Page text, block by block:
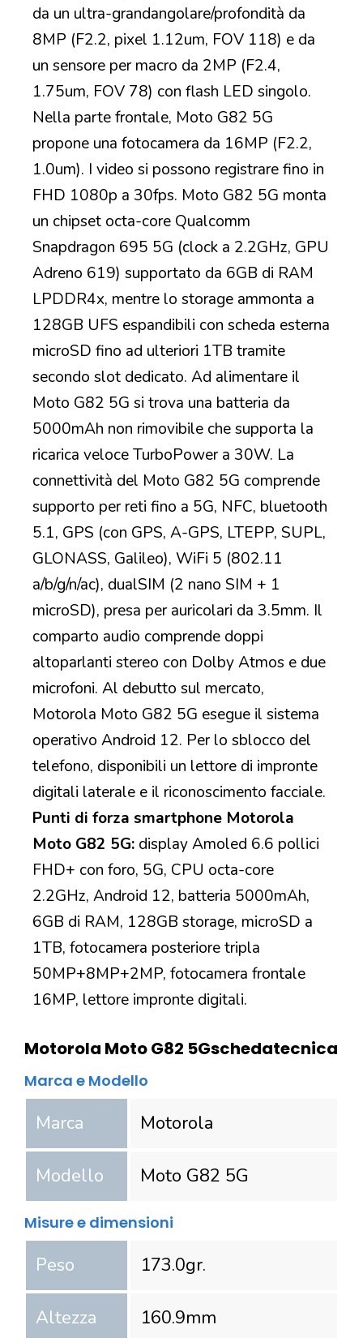
da un ultra-grandangolare/profondità da
8MP (F2.2, pixel 1.12um, FOV 118) e da
un sensore per macro da 2MP (F2.4,
1.75um, FOV 78) con flash LED singolo.
Nella parte frontale, Moto G82 5G
propone una fotocamera da 16MP (F2.2,
1.0um). I video si possono registrare fino in
FHD 1080p a 30fps. Moto G82 5G monta
un chipset octa-core Qualcomm
Snapdragon 695 5G (clock a 2.2GHz, GPU
Adreno 619) supportato da 6GB di RAM
LPDDR4x, mentre lo storage ammonta a
128GB UFS espandibili con scheda esterna
microSD fino ad ulteriori 1TB tramite
secondo slot dedicato. Ad alimentare il
Moto G82 5G si trova una batteria da
5000mAh non rimovibile che supporta la
ricarica veloce TurboPower a 30W. La
connettività del Moto G82 5G comprende
supporto per reti fino a 5G, NFC, bluetooth
5.1, GPS (con GPS, A-GPS, LTEPP, SUPL,
GLONASS, Galileo), WiFi 5 (802.11
a/b/g/n/ac), dualSIM (2 nano SIM + 1
microSD), presa per auricolari da 3.5mm. Il
comparto audio comprende doppi
altoparlanti stereo con Dolby Atmos e due
microfoni. Al debutto sul mercato,
Motorola Moto G82 5G esegue il sistema
operativo Android 12. Per lo sblocco del
telefono, disponibili un lettore di impronte
digitali laterale e il riconoscimento facciale.
Punti di forza smartphone Motorola
Moto G82 5G: display Amoled 6.6 pollici
FHD+ con foro, 5G, CPU octa-core
2.2GHz, Android 12, batteria 5000mAh,
6GB di RAM, 128GB storage, microSD a
1TB, fotocamera posteriore tripla
50MP+8MP+2MP, fotocamera frontale
16MP, lettore impronte digitali.
Motorola Moto G82 5Gschedatecnica
Marca e Modello
Marca Motorola
Modello Moto G82 5G
Misure e dimensioni
Peso 173.0gr.
Altezza 160.9mm